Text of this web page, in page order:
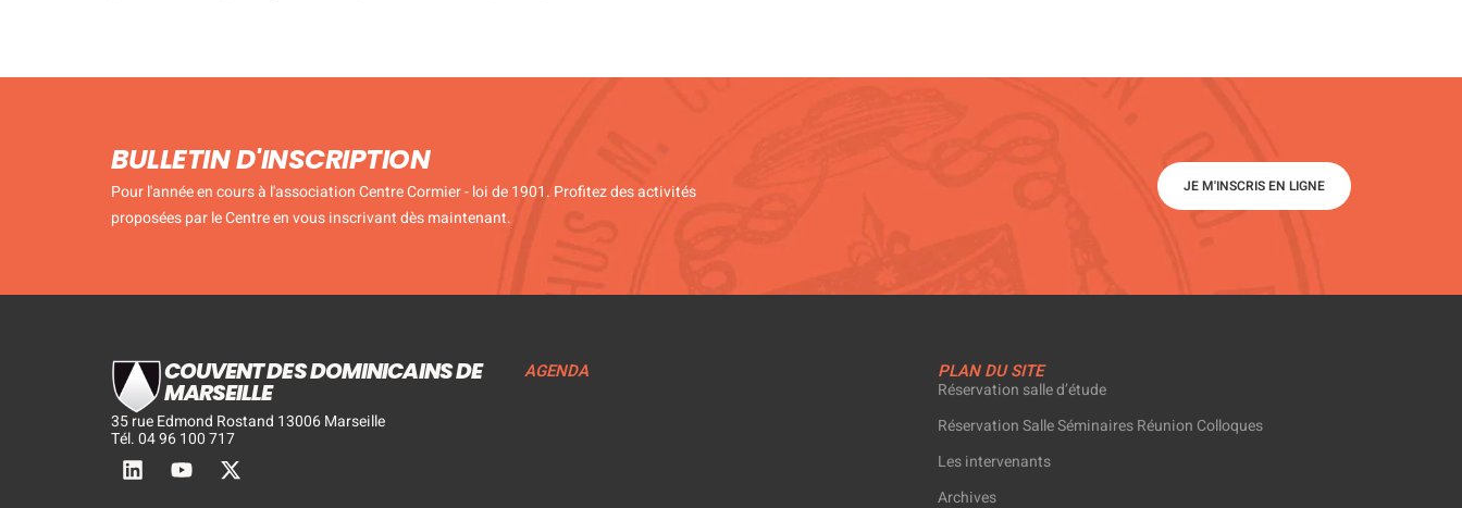
BULLETIN D'INSCRIPTION
Pour l'année en cours à l'association Centre Cormier - loi de 1901. Profitez des activités
proposées par le Centre en vous inscrivant dès maintenant.
JE M'INSCRIS EN LIGNE
COUVENT DES DOMINICAINS DE
MARSEILLE
35 rue Edmond Rostand 13006 Marseille
Tél. 04 96 100 717
AGENDA PLAN DU SITE
Réservation salle d’étude
Réservation Salle Séminaires Réunion Colloques
Les intervenants
Archives